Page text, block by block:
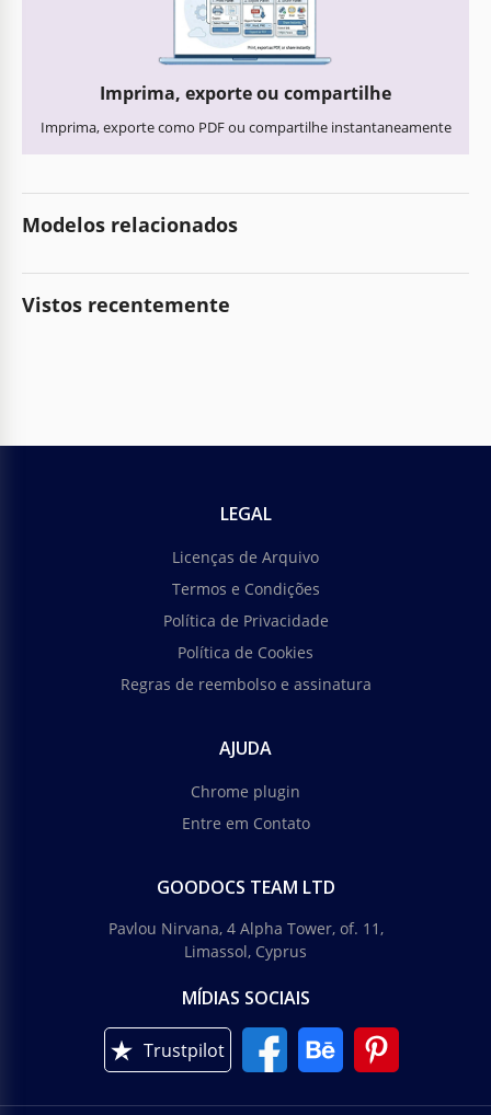
Imprima, exporte ou compartilhe
Imprima, exporte como PDF ou compartilhe instantaneamente
Modelos relacionados
Vistos recentemente
LEGAL
Licenças de Arquivo
Termos e Condições
Política de Privacidade
Política de Cookies
Regras de reembolso e assinatura
AJUDA
Chrome plugin
Entre em Contato
GOODOCS TEAM LTD
Pavlou Nirvana, 4 Alpha Tower, of. 11,
Limassol, Cyprus
MÍDIAS SOCIAIS
Trustpilot